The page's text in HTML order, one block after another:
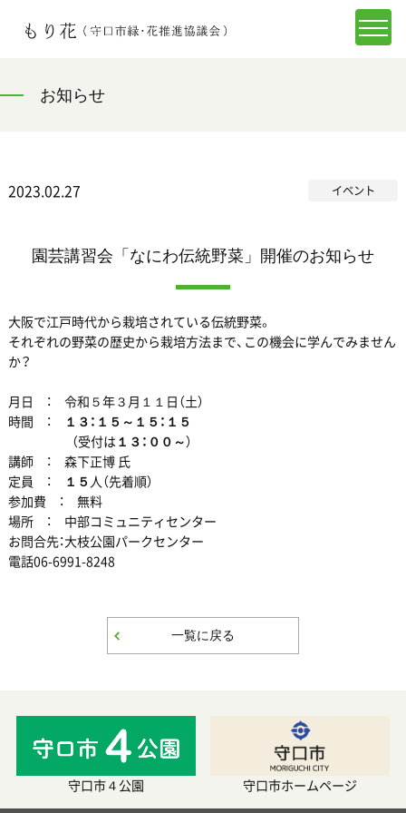
お知らせ
2023.02.27 イベント
園芸講習会「なにわ伝統野菜」開催のお知らせ
大阪で江戸時代から栽培されている伝統野菜。
それぞれの野菜の歴史から栽培方法まで、この機会に学んでみません
か？
月日 ： 令和５年３月１１日（土）
時間 ：
１３：１５～１５：１５
（受付は１３：００～）
講師 ： 森下正博 氏
定員 ：
１５ 人（先着順）
参加費 ： 無料
場所 ： 中部コミュニティセンター
お問合先：大枝公園パークセンター
電話06-6991-8248
一覧に戻る
守口市４公園 守口市ホームページ